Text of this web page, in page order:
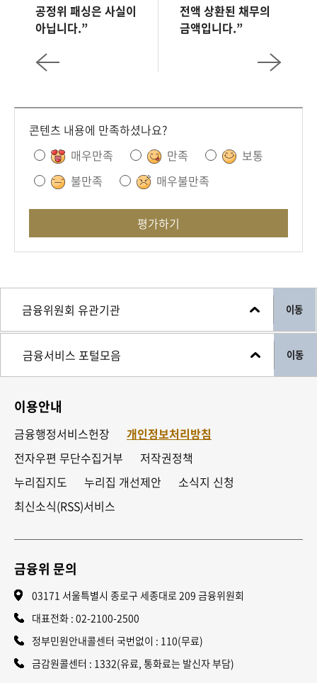
공정위 패싱은 사실이
아닙니다.”
전액 상환된 채무의
금액입니다.”
콘텐츠 내용에 만족하셨나요?
매우만족
만족
보통
불만족
매우불만족
평가하기
이동
이동
이용안내
금융행정서비스헌장
개인정보처리방침
전자우편 무단수집거부
저작권정책
누리집지도
누리집 개선제안
소식지 신청
최신소식(RSS)서비스
금융위 문의
03171 서울특별시 종로구 세종대로 209 금융위원회
대표전화 : 02-2100-2500
정부민원안내콜센터 국번없이 : 110(무료)
금감원콜센터 : 1332(유료, 통화료는 발신자 부담)